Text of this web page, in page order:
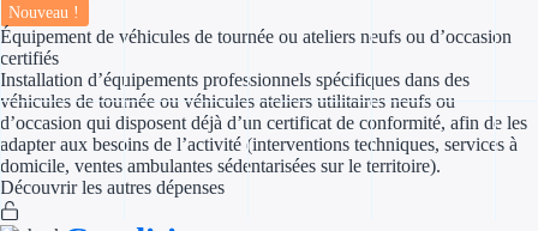
Aides par
Aides
Nouveau !
Équipement de véhicules de tournée ou ateliers neufs ou d’occasion
certifiés
Installation d’équipements professionnels spécifiques dans des
véhicules de tournée ou véhicules ateliers utilitaires neufs ou
d’occasion qui disposent déjà d’un certificat de conformité, afin de les
adapter aux besoins de l’activité (interventions techniques, services à
domicile, ventes ambulantes sédentarisées sur le territoire).
Découvrir les autres dépenses